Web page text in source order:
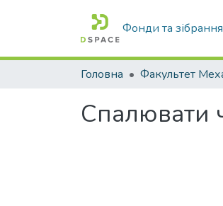
Фонди та зібрання
Головна
Спалювати